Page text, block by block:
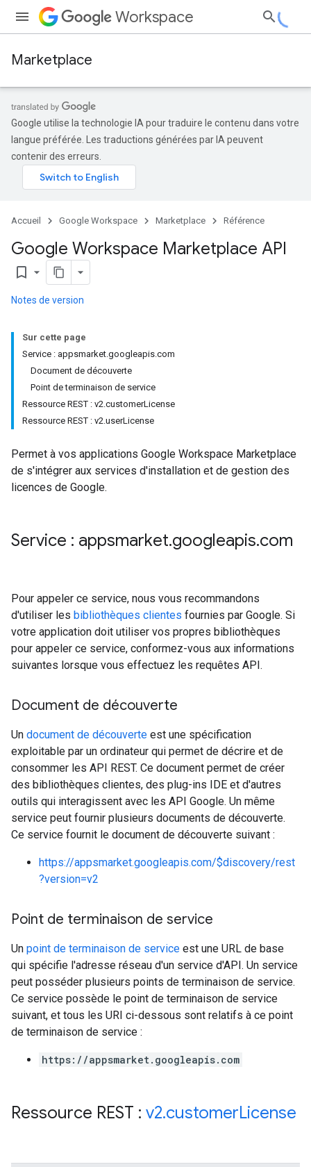
Workspace
Marketplace
Google utilise la technologie IA pour traduire le contenu dans votre
langue préférée. Les traductions générées par IA peuvent
contenir des erreurs.
Accueil Google Workspace Marketplace Référence
Google Workspace Marketplace API
bookmark_border
Notes de version
Sur cette page
Service : appsmarket.googleapis.com
Document de découverte
Point de terminaison de service
Ressource REST : v2.customerLicense
Ressource REST : v2.userLicense
Permet à vos applications Google Workspace Marketplace
de s'intégrer aux services d'installation et de gestion des
licences de Google.
Service : appsmarket.googleapis.com
Pour appeler ce service, nous vous recommandons
d'utiliser les bibliothèques clientes fournies par Google. Si
votre application doit utiliser vos propres bibliothèques
pour appeler ce service, conformez-vous aux informations
suivantes lorsque vous effectuez les requêtes API.
Document de découverte
Un document de découverte est une spécification
exploitable par un ordinateur qui permet de décrire et de
consommer les API REST. Ce document permet de créer
des bibliothèques clientes, des plug-ins IDE et d'autres
outils qui interagissent avec les API Google. Un même
service peut fournir plusieurs documents de découverte.
Ce service fournit le document de découverte suivant :
https://appsmarket.googleapis.com/$discovery/rest
?version=v2
Point de terminaison de service
Un point de terminaison de service est une URL de base
qui spécifie l'adresse réseau d'un service d'API. Un service
peut posséder plusieurs points de terminaison de service.
Ce service possède le point de terminaison de service
suivant, et tous les URI ci-dessous sont relatifs à ce point
de terminaison de service :
https://appsmarket.googleapis.com
Ressource REST : v2.customerLicense